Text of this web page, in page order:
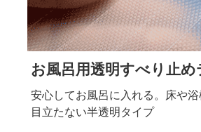
お風呂用透明すべり止め
安心してお風呂に入れる。床や
目立たない半透明タイプ